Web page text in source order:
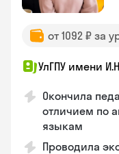
от 1092 ₽ за
УлГПУ имени
Окончила
отличием по
языкам
Проводила